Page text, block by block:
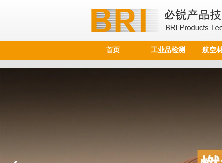
首页 工业品检测 航空